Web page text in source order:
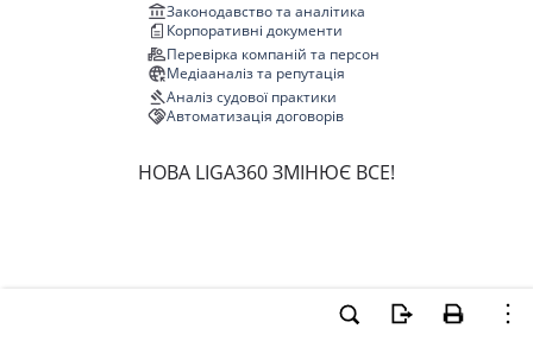
Законодавство та аналітика
Корпоративні документи
Перевірка компаній та персон
Медіааналіз та репутація
Аналіз судової практики
Автоматизація договорів
НОВА LIGA360 ЗМІНЮЄ ВСЕ!